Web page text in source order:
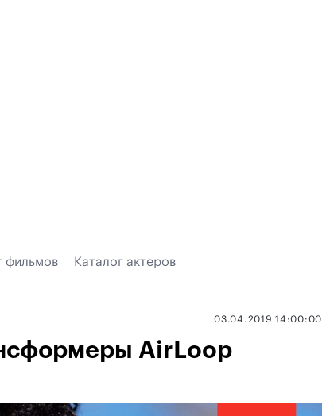
фильмов Каталог актеров
03.04.2019 14:00:00
AirLoop